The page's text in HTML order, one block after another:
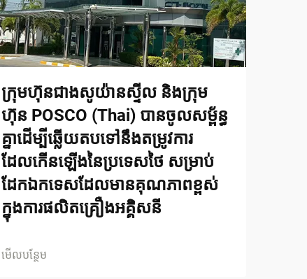
ក្រុមហ៊ុនជាងសូយ៉ានស្ទីល និងក្រុម
ហ៊ុន POSCO (Thai) បានចូលសម្ព័ន្ធ
គ្នាដើម្បីឆ្លើយតបទៅនឹងតម្រូវការ
ដែលកើនឡើងនៃប្រទេសថៃ សម្រាប់
ដែកឯកទេសដែលមានគុណភាពខ្ពស់
ក្នុងការផលិតគ្រឿងអគ្គិសនី
មើលបន្ថែម